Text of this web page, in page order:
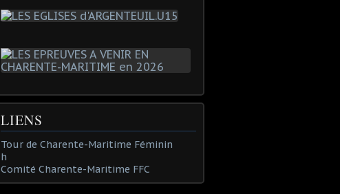
LIENS
Tour de Charente-Maritime Féminin
h
Comité Charente-Maritime FFC